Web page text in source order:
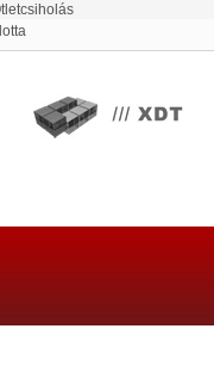
Ötletcsiholás
Flotta